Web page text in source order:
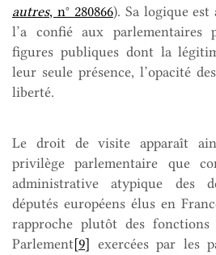
autres, n° 280866). Sa logique
l’a confié aux parlementaires
figures publiques dont la
leur seule présence, l’opacité
liberté.
Le droit de visite apparaît
privilège parlementaire que
administrative atypique des
députés européens élus en
rapproche plutôt des fonctions
Parlement[9] exercées par les